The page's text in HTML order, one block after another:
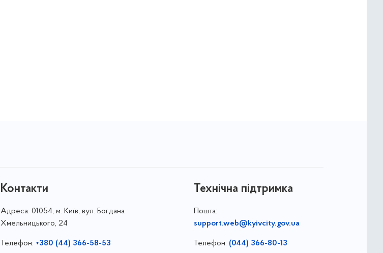
Контакти
Адреса: 01054, м. Київ, вул. Богдана
Хмельницького, 24
Телефон: +380 (44) 366-58-53
Технічна підтримка
Пошта:
support.web@kyivcity.gov.ua
Телефон: (044) 366-80-13